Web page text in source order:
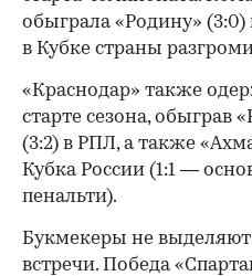
обыграла «Родину» (3:0)
в Кубке страны
«Краснодар» также
старте сезона, обыграв
(3:2) в РПЛ, а также
Кубка России (1:1 —
пенальти).
Букмекеры не
встречи. Победа